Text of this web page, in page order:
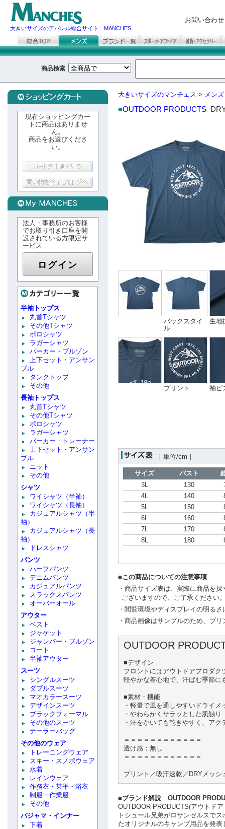
大きいサイズのアパレル総合サイト MANCHES
お問い合わ
商品検索
大きいサイズのマンチェス > メンズ
■OUTDOOR PRODUCTS
バックスタイ
ル
生地
プリント 袖ピ
[ 単位/cm ]
サイズ バスト
3L
130
4L
140
5L
150
6L
160
7L
170
8L
180
■この商品についての注意事項
・商品サイズ表は、実際に商品を
ございますので、ご了承ください
・閲覧環境やディスプレイの明る
・商品画像はサンプルのため、プ
OUTDOOR
■デザイン
フロントにはアウトドアプロダ
軽やかな着心地で、汗ばむ季節に
■素材・機能
・軽量で風を通しやすいドライメ
・やわらかくサラッとした肌触り
・汗をかいても乾きやすく、ア
＝＝＝＝＝＝＝＝＝＝＝＝
透け感：無し
＝＝＝＝＝＝＝＝＝＝＝＝
プリント／吸汗速乾／DRYメッシ
■ブランド解説 OUTDOOR
OUTDOOR PRODUCTS(アウトド
トシュール兄弟がロサンゼルスで
たオリジナルのキャンプ用品を発
現在ショッピングカー
トに商品はありませ
ん。
商品をお選びくださ
い。
法人・事務所のお客様
でお取り引き口座を開
設されている方限定サ
ービス
ログイン
半袖トップス
丸首Tシャツ
その他Tシャツ
ポロシャツ
ラガーシャツ
パーカー・ブルゾン
上下セット・アンサン
ブル
タンクトップ
その他
長袖トップス
丸首Tシャツ
その他Tシャツ
ポロシャツ
ラガーシャツ
パーカー・トレーナー
上下セット・アンサン
ブル
ニット
その他
シャツ
ワイシャツ（半袖）
ワイシャツ（長袖）
カジュアルシャツ（半
袖）
カジュアルシャツ（長
袖）
ドレスシャツ
パンツ
ハーフパンツ
デニムパンツ
カジュアルパンツ
スラックスパンツ
オーバーオール
アウター
ベスト
ジャケット
ジャンパー・ブルゾン
コート
半袖アウター
スーツ
シングルスーツ
ダブルスーツ
マオカラースーツ
デザインスーツ
ブラックフォーマル
その他のスーツ
テーラーバッグ
その他のウェア
トレーニングウェア
スキー・スノボウェア
水着
レインウェア
作務衣・甚平・浴衣
制服・作業服
その他
パジャマ・インナー
下着